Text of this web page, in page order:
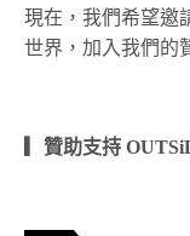
現在，我們希望邀
世界，加入我們的
▎贊助支持